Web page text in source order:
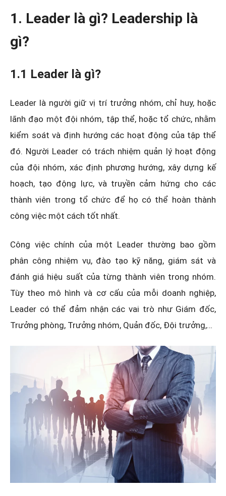
1. Leader là gì? Leadership là
gì?
1.1 Leader là gì?
Leader là người giữ vị trí trưởng nhóm, chỉ huy, hoặc
lãnh đạo một đội nhóm, tập thể, hoặc tổ chức, nhằm
kiểm soát và định hướng các hoạt động của tập thể
đó. Người Leader có trách nhiệm quản lý hoạt động
của đội nhóm, xác định phương hướng, xây dựng kế
hoạch, tạo động lực, và truyền cảm hứng cho các
thành viên trong tổ chức để họ có thể hoàn thành
công việc một cách tốt nhất.
Công việc chính của một Leader thường bao gồm
phân công nhiệm vụ, đào tạo kỹ năng, giám sát và
đánh giá hiệu suất của từng thành viên trong nhóm.
Tùy theo mô hình và cơ cấu của mỗi doanh nghiệp,
Leader có thể đảm nhận các vai trò như Giám đốc,
Trưởng phòng, Trưởng nhóm, Quản đốc, Đội trưởng,…